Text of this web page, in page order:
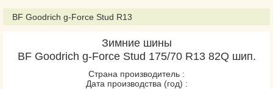
BF Goodrich g-Force Stud R13
Зимние шины
BF Goodrich g-Force Stud 175/70 R13 82Q шип.
Страна производитель :
Дата производства (год) :